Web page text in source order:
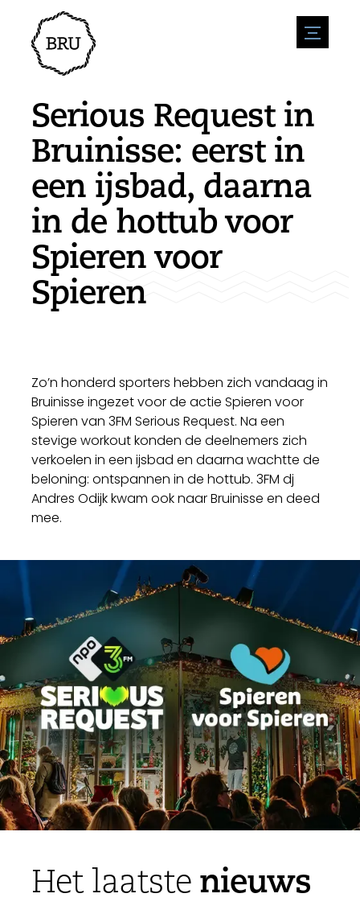
menu
Agenda
Evenement aanmelden
Overnachting
Winkels
Natuur en water
Sport
Bezienswaardigheden
Historie
Bereikbaarheid
Parkeren
Leefomgeving
Ondernemen
Vacatures
Vacature plaatsen
Bedrijven
Biz Bruinisse
Nieuwsoverzicht
Stuur een nieuwsbericht in
Serious Request in
Bruinisse: eerst in
een ijsbad, daarna
in de hottub voor
Spieren voor
Spieren
Zo’n honderd sporters hebben zich vandaag in
Bruinisse ingezet voor de actie Spieren voor
Spieren van 3FM Serious Request. Na een
stevige workout konden de deelnemers zich
verkoelen in een ijsbad en daarna wachtte de
beloning: ontspannen in de hottub. 3FM dj
Andres Odijk kwam ook naar Bruinisse en deed
mee.
Het laatste nieuws